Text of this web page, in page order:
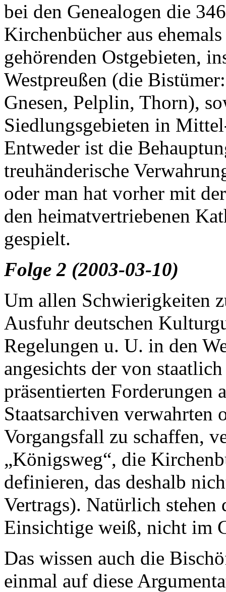
bei den Genealogen die
Kirchenbücher aus
gehörenden Ostgebieten,
Westpreußen (die
Gnesen, Pelplin, Thorn),
Siedlungsgebieten in
Entweder ist die
treuhänderische
oder man hat vorher mit
den heimatvertriebenen
gespielt.
Folge 2 (2003-03-10)
Um allen Schwierigkeiten
Ausfuhr deutschen
Regelungen u. U. in den
angesichts der von
präsentierten Forderungen
Staatsarchiven verwahrten
Vorgangsfall zu schaffen,
„Königsweg“, die
definieren, das deshalb
Vertrags). Natürlich
Einsichtige weiß, nicht im
Das wissen auch die
einmal auf diese